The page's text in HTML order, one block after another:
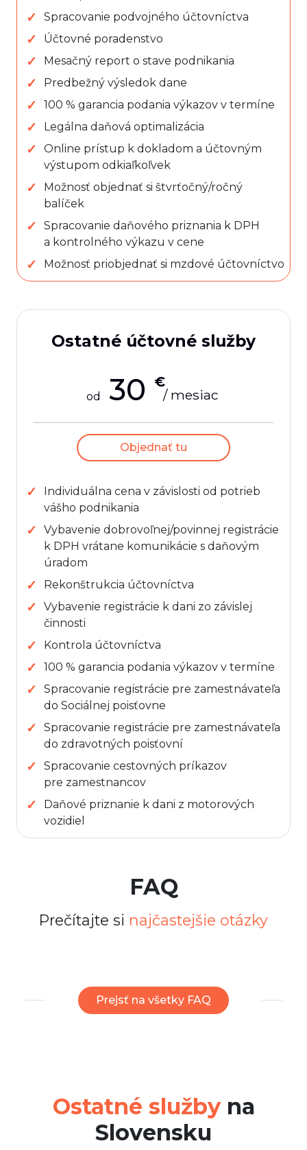
Spracovanie podvojného účtovníctva
Účtovné poradenstvo
Mesačný report o stave podnikania
Predbežný výsledok dane
100 % garancia podania výkazov v termíne
Legálna daňová optimalizácia
Online prístup k dokladom a účtovným
výstupom odkiaľkoľvek
Možnosť objednať si štvrťočný/ročný
balíček
Spracovanie daňového priznania k DPH
a kontrolného výkazu v cene
Možnosť priobjednať si mzdové účtovníctvo
Ostatné účtovné služby
od 30 €
/ mesiac
Objednať tu
Individuálna cena v závislosti od potrieb
vášho podnikania
Vybavenie dobrovoľnej/povinnej registrácie
k DPH vrátane komunikácie s daňovým
úradom
Rekonštrukcia účtovníctva
Vybavenie registrácie k dani zo závislej
činnosti
Kontrola účtovníctva
100 % garancia podania výkazov v termíne
Spracovanie registrácie pre zamestnávateľa
do Sociálnej poisťovne
Spracovanie registrácie pre zamestnávateľa
do zdravotných poisťovní
Spracovanie cestovných príkazov
pre zamestnancov
Daňové priznanie k dani z motorových
vozidiel
FAQ
Prečítajte si najčastejšie otázky
Prejsť na všetky FAQ
Ostatné službyna
Slovensku